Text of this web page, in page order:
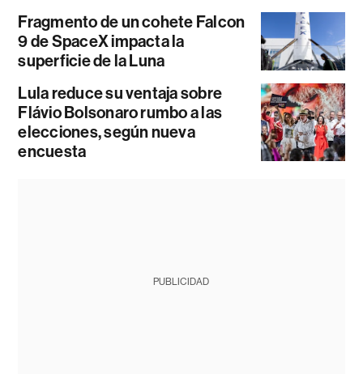
Fragmento de un cohete Falcon
9 de SpaceX impacta la
superficie de la Luna
Lula reduce su ventaja sobre
Flávio Bolsonaro rumbo a las
elecciones, según nueva
encuesta
PUBLICIDAD